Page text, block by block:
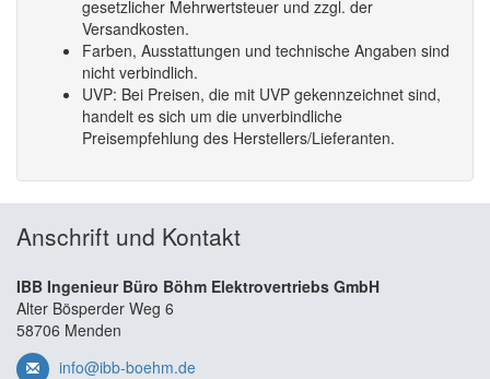
gesetzlicher Mehrwertsteuer und zzgl. der
Versandkosten.
Farben, Ausstattungen und technische Angaben sind
nicht verbindlich.
UVP: Bei Preisen, die mit UVP gekennzeichnet sind,
handelt es sich um die unverbindliche
Preisempfehlung des Herstellers/Lieferanten.
Anschrift und Kontakt
IBB Ingenieur Büro Böhm Elektrovertriebs GmbH
Alter Bösperder Weg 6
58706 Menden
info@ibb-boehm.de